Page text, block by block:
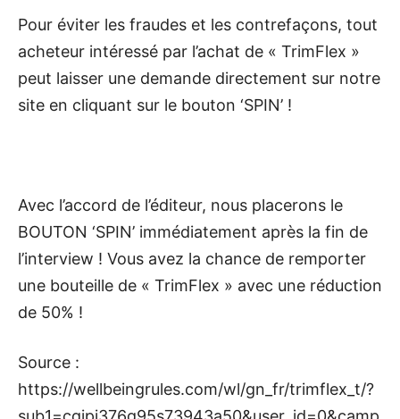
Pour éviter les fraudes et les contrefaçons, tout
acheteur intéressé par l’achat de « TrimFlex »
peut laisser une demande directement sur notre
site en cliquant sur le bouton ‘SPIN’ !
Avec l’accord de l’éditeur, nous placerons le
BOUTON ‘SPIN’ immédiatement après la fin de
l’interview ! Vous avez la chance de remporter
une bouteille de « TrimFlex » avec une réduction
de 50% !
Source :
https://wellbeingrules.com/wl/gn_fr/trimflex_t/?